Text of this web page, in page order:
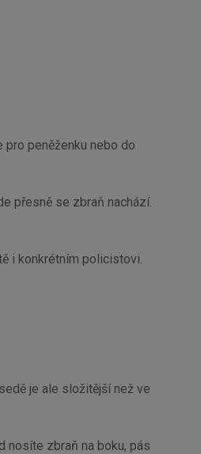
peněženku nebo do
přesně se zbraň nachází.
i konkrétním policistovi.
je ale složitější než ve
nosíte zbraň na boku, pás